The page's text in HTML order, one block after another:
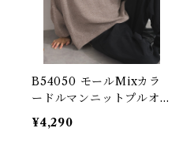
B54050 モールMixカラ
ードルマンニットプルオー
バー / Mole Mix Color
Dolman Knit Pullover
¥4,290